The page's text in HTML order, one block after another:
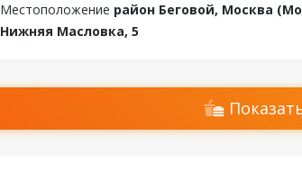
Местоположение район Беговой, Москва
Нижняя Масловка, 5